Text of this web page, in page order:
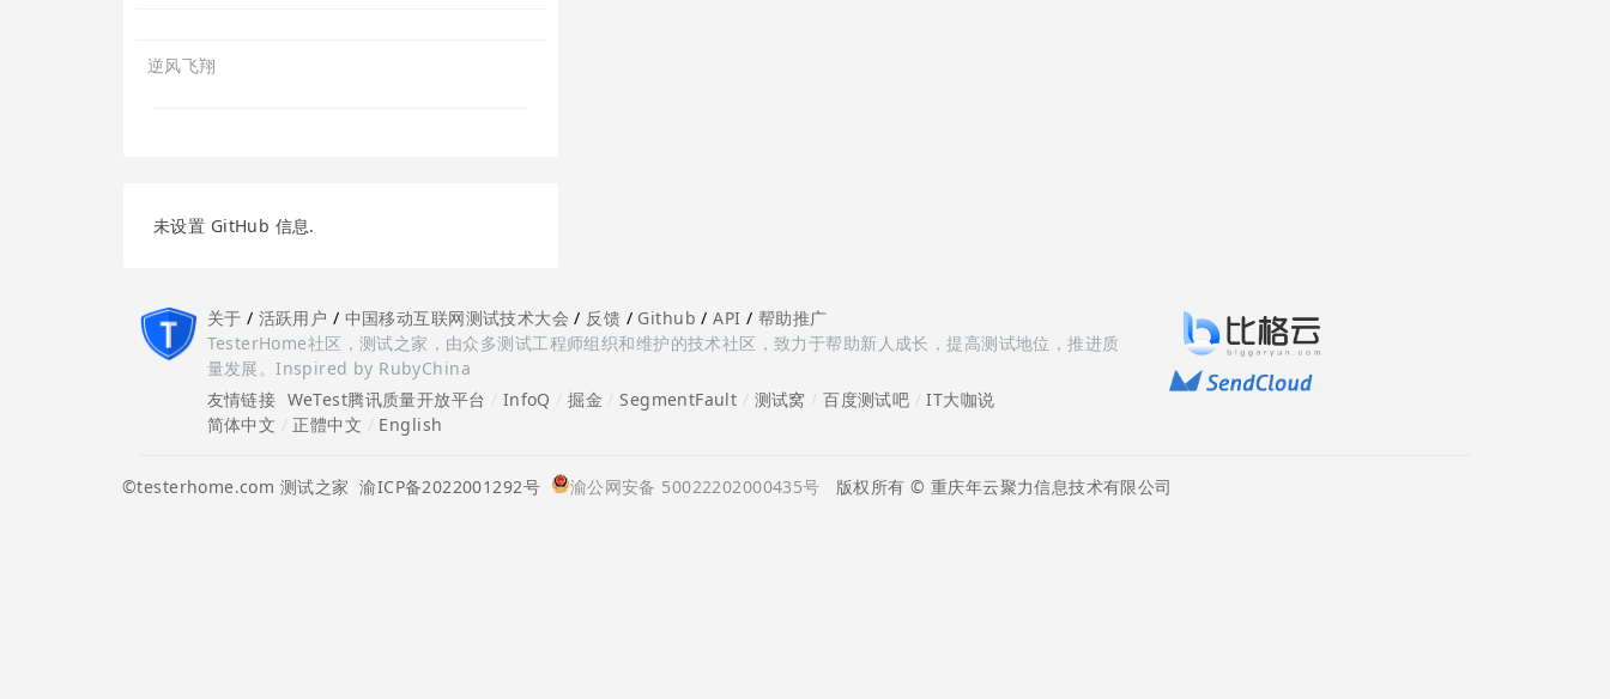
逆风飞翔
未设置 GitHub 信息.
关于 / 活跃用户 / 中国移动互联网测试技术大会 / 反馈 / Github /API / 帮助推广
TesterHome社区，测试之家，由众多测试工程师组织和维护的技术社区，致力于帮助新人成长，提高测试地位，推进质
量发展。Inspired by RubyChina
友情链接 WeTest腾讯质量开放平台 InfoQ /掘金 /SegmentFault 测试窝 /百度测试吧 /IT大咖说
简体中文
正體中文 English
©testerhome.com 测试之家 渝ICP备2022001292号 渝公网安备 50022202000435号 版权所有 © 重庆年云聚力信息技术有限公司